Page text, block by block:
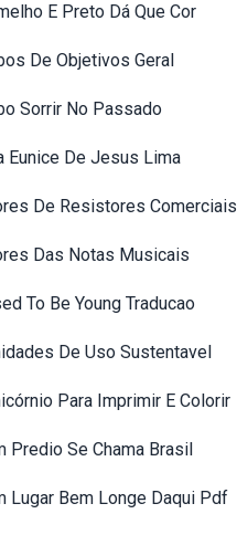
E Preto Dá Que Cor
De Objetivos Geral
Sorrir No Passado
Eunice De Jesus Lima
De Resistores Comerciais
Das Notas Musicais
To Be Young Traducao
De Uso Sustentavel
Para Imprimir E Colorir
Predio Se Chama Brasil
Lugar Bem Longe Daqui Pdf